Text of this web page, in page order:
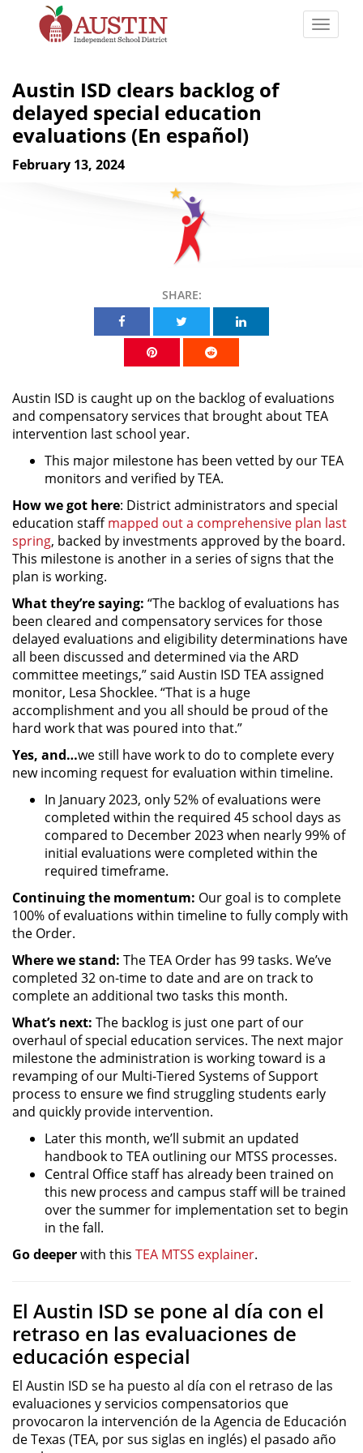
Austin
Independent
School
District
Toggle
Austin ISD clears backlog of
delayed special education
evaluations (En español)
February 13, 2024
SHARE:
Share on FacebookShare on Twitter
Share on Pinterest
Austin ISD is caught up on the backlog of evaluations
and compensatory services that brought about TEA
intervention last school year.
This major milestone has been vetted by our TEA
monitors and verified by TEA.
How we got here: District administrators and special
education staffmapped out a comprehensive plan last
spring, backed by investments approved by the board.
This milestone is another in a series of signs that the
plan is working.
What they’re saying: “The backlog of evaluations has
been cleared and compensatory services for those
delayed evaluations and eligibility determinations have
all been discussed and determined via the ARD
committee meetings,” said Austin ISD TEA assigned
monitor, Lesa Shocklee. “That is a huge
accomplishment and you all should be proud of the
hard work that was poured into that.”
Yes, and…we still have work to do to complete every
new incoming request for evaluation within timeline.
In January 2023, only 52% of evaluations were
completed within the required 45 school days as
compared to December 2023 when nearly 99% of
initial evaluations were completed within the
required timeframe.
Continuing the momentum: Our goal is to complete
100% of evaluations within timeline to fully comply with
the Order.
Where we stand: The TEA Order has 99 tasks. We’ve
completed 32 on-time to date and are on track to
complete an additional two tasks this month.
What’s next: The backlog is just one part of our
overhaul of special education services. The next major
milestone the administration is working toward is a
revamping of our Multi-Tiered Systems of Support
process to ensure we find struggling students early
and quickly provide intervention.
Later this month, we’ll submit an updated
handbook to TEA outlining our MTSS processes.
Central Office staff has already been trained on
this new process and campus staff will be trained
over the summer for implementation set to begin
in the fall.
Go deeperwith this TEA MTSS explainer.
El Austin ISD se pone al día con el
retraso en las evaluaciones de
educación especial
El Austin ISD se ha puesto al día con el retraso de las
evaluaciones y servicios compensatorios que
provocaron la intervención de la Agencia de Educación
de Texas (TEA, por sus siglas en inglés) el pasado año